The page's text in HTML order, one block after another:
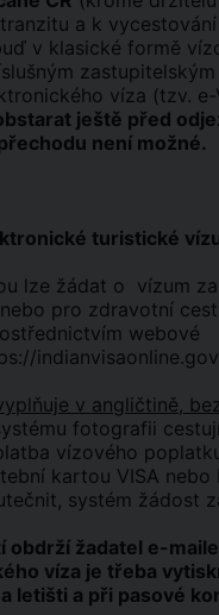
a k
v klasické formě
víza (tzv.
ještě před
není možné.
turistické
lze žádat o vízum
pro zdravotní
webové
v angličtině,
fotografii
vízového
kartou VISA nebo
systém žádost
obdrží žadatel e-
víza je třeba
letišti a při pasové